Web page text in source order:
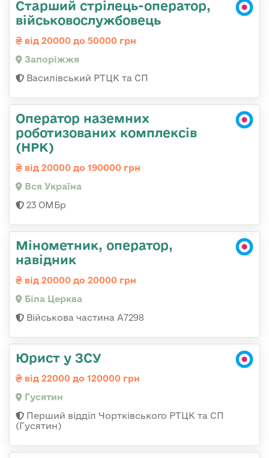
Старший стрілець-оператор,
військовослужбовець
від 20000 до 50000 грн
Запоріжжя
Василівський РТЦК та СП
Оператор наземних
роботизованих комплексів
(НРК)
від 20000 до 190000 грн
Вся Україна
23 ОМБр
Мінометник, оператор,
навідник
від 20000 до 20000 грн
Біла Церква
Військова частина А7298
Юрист у ЗСУ
від 22000 до 120000 грн
Гусятин
Перший відділ Чортківського РТЦК та СП
(Гусятин)